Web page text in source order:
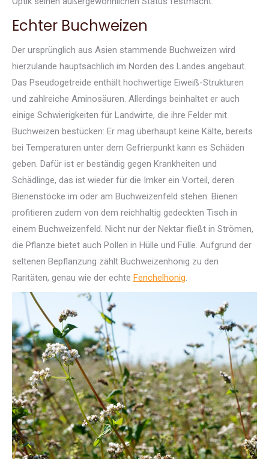
Echter Buchweizen
Der ursprünglich aus Asien stammende Buchweizen wird
hierzulande hauptsächlich im Norden des Landes angebaut.
Das Pseudogetreide enthält hochwertige Eiweiß-Strukturen
und zahlreiche Aminosäuren. Allerdings beinhaltet er auch
einige Schwierigkeiten für Landwirte, die ihre Felder mit
Buchweizen bestücken: Er mag überhaupt keine Kälte, bereits
bei Temperaturen unter dem Gefrierpunkt kann es Schäden
geben. Dafür ist er beständig gegen Krankheiten und
Schädlinge, das ist wieder für die Imker ein Vorteil, deren
Bienenstöcke im oder am Buchweizenfeld stehen. Bienen
profitieren zudem von dem reichhaltig gedeckten Tisch in
einem Buchweizenfeld. Nicht nur der Nektar fließt in Strömen,
die Pflanze bietet auch Pollen in Hülle und Fülle. Aufgrund der
seltenen Bepflanzung zählt Buchweizenhonig zu den
Raritäten, genau wie der echte Fenchelhonig.